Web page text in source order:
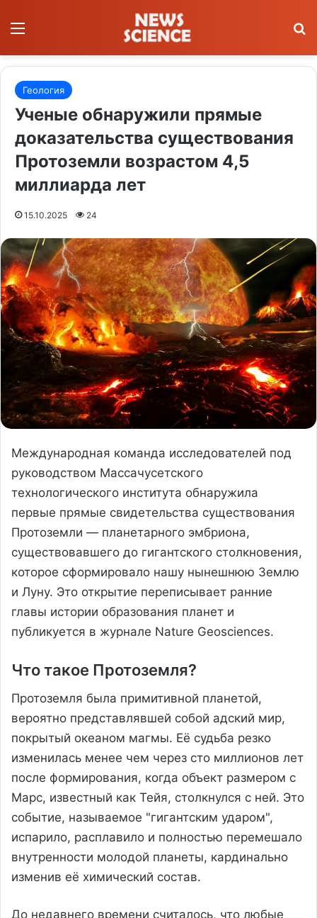
Меню
Геология
Ученые обнаружили прямые
доказательства существования
Протоземли возрастом 4,5
миллиарда лет
15.10.2025 24
Международная команда исследователей под
руководством Массачусетского
технологического института обнаружила
первые прямые свидетельства существования
Протоземли — планетарного эмбриона,
существовавшего до гигантского столкновения,
которое сформировало нашу нынешнюю Землю
и Луну. Это открытие переписывает ранние
главы истории образования планет и
публикуется в журнале Nature Geosciences.
Что такое Протоземля?
Протоземля была примитивной планетой,
вероятно представлявшей собой адский мир,
покрытый океаном магмы. Её судьба резко
изменилась менее чем через сто миллионов лет
после формирования, когда объект размером с
Марс, известный как Тейя, столкнулся с ней. Это
событие, называемое "гигантским ударом",
испарило, расплавило и полностью перемешало
внутренности молодой планеты, кардинально
изменив её химический состав.
До недавнего времени считалось, что любые